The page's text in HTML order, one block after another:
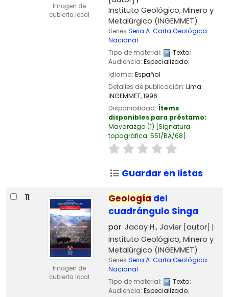
Imagen de
cubierta local
Instituto Geológico, Minero y
Metalúrgico (INGEMMET)
Series Seria A: Carta Geológica
Nacional
Tipo de material:
Texto;
Audiencia: Especializado;
Idioma: Español
Detalles de publicación: Lima:
INGEMMET,1996
Disponibilidad: Ítems
disponibles para préstamo:
Mayorazgo (1) Signatura
topográfica: 551/BA/68 .
Guardar en listas
11.
Imagen de
cubierta local
Geología del
cuadrángulo Singa
por Jacay H., Javier[autor]
Instituto Geológico, Minero y
Metalúrgico (INGEMMET)
Series Seria A: Carta Geológica
Nacional
Tipo de material:
Texto;
Audiencia: Especializado;